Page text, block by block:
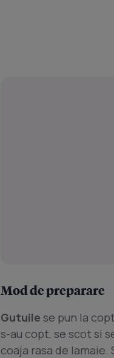
Mod de preparare
Gutuile se pun la
s-au copt, se scot si
coaja rasa de